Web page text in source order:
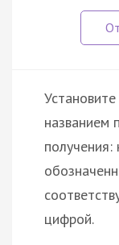
названием
цифрой.